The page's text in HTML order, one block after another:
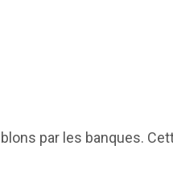
par les banques.